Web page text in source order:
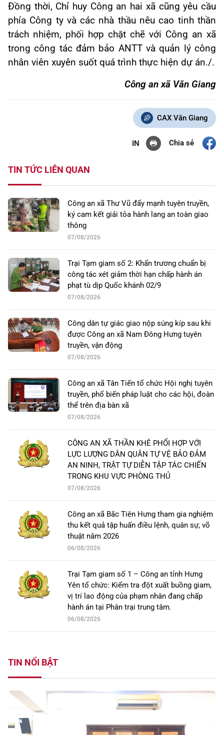
Đồng thời, Chỉ huy Công an hai xã cũng yêu cầu
phía Công ty và các nhà thầu nêu cao tinh thần
trách nhiệm, phối hợp chặt chẽ với Công an xã
trong công tác đảm bảo ANTT và quản lý công
nhân viên xuyên suốt quá trình thực hiện dự án./.
Công an xã Văn Giang
CAX Văn Giang
IN Chia sẻ
TIN TỨC LIÊN QUAN
Công an xã Thư Vũ đẩy mạnh tuyên truyền,
ký cam kết giải tỏa hành lang an toàn giao
thông
07/08/2026
Trại Tạm giam số 2: Khẩn trương chuẩn bị
công tác xét giảm thời hạn chấp hành án
phạt tù dịp Quốc khánh 02/9
07/08/2026
Công dân tự giác giao nộp súng kíp sau khi
được Công an xã Nam Đông Hưng tuyên
truyền, vận động
07/08/2026
Công an xã Tân Tiến tổ chức Hội nghị tuyên
truyền, phổ biến pháp luật cho các hội, đoàn
thể trên địa bàn xã
07/08/2026
CÔNG AN XÃ THẦN KHÊ PHỐI HỢP VỚI
LỰC LƯỢNG DÂN QUÂN TỰ VỆ BẢO ĐẢM
AN NINH, TRẬT TỰ DIỄN TẬP TÁC CHIẾN
TRONG KHU VỰC PHÒNG THỦ
07/08/2026
Công an xã Bắc Tiên Hưng tham gia nghiệm
thu kết quả tập huấn điều lệnh, quân sự, võ
thuật năm 2026
06/08/2026
Trại Tạm giam số 1 – Công an tỉnh Hưng
Yên tổ chức: Kiểm tra đột xuất buồng giam,
vị trí lao động của phạm nhân đang chấp
hành án tại Phân trại trung tâm.
06/08/2026
TIN NỔI BẬT